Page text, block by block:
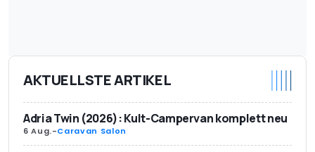
AKTUELLSTE ARTIKEL
Adria Twin (2026): Kult-Campervan komplett neu
6 Aug.-Caravan Salon